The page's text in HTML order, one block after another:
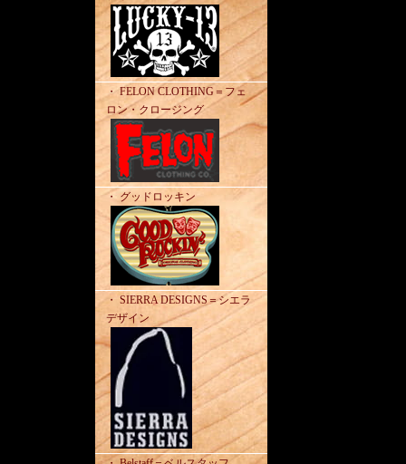
・ FELON CLOTHING＝フェ
ロン・クロージング
・ グッドロッキン
・ SIERRA DESIGNS＝シエラ
デザイン